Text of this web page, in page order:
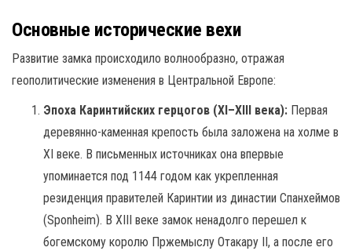
Основные исторические вехи
Развитие замка происходило волнообразно, отражая
геополитические изменения в Центральной Европе:
Эпоха Каринтийских герцогов (XI–XIII века): Первая
деревянно-каменная крепость была заложена на холме в
XI веке. В письменных источниках она впервые
упоминается под 1144 годом как укрепленная
резиденция правителей Каринтии из династии Спанхеймов
(Sponheim). В XIII веке замок ненадолго перешел к
богемскому королю Пржемыслу Отакару II, а после его